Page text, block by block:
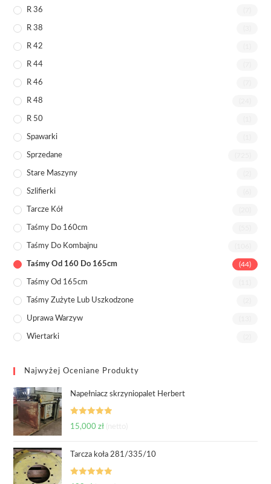
R 36
R 38
R 42
R 44
R 46
R 48
R 50
Spawarki
Sprzedane
Stare Maszyny
Szlifierki
Tarcze Kół
Taśmy Do 160cm
Taśmy Do Kombajnu
Taśmy Od 160 Do 165cm (44)
Taśmy Od 165cm
Taśmy Zużyte Lub Uszkodzone
Uprawa Warzyw
Wiertarki
Najwyżej Oceniane Produkty
Napełniacz skrzyniopalet Herbert
Oceniono
15,000zł
Tarcza koła 281/335/10